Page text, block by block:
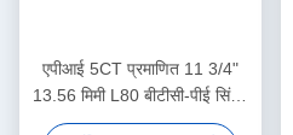
एपीआई 5CT प्रमाणित 11 3/4"
13.56 मिमी L80 बीटीसी-पीई सिंगल
वाल्व विलक्षण नोज एल्यूमीनियम मिश्र